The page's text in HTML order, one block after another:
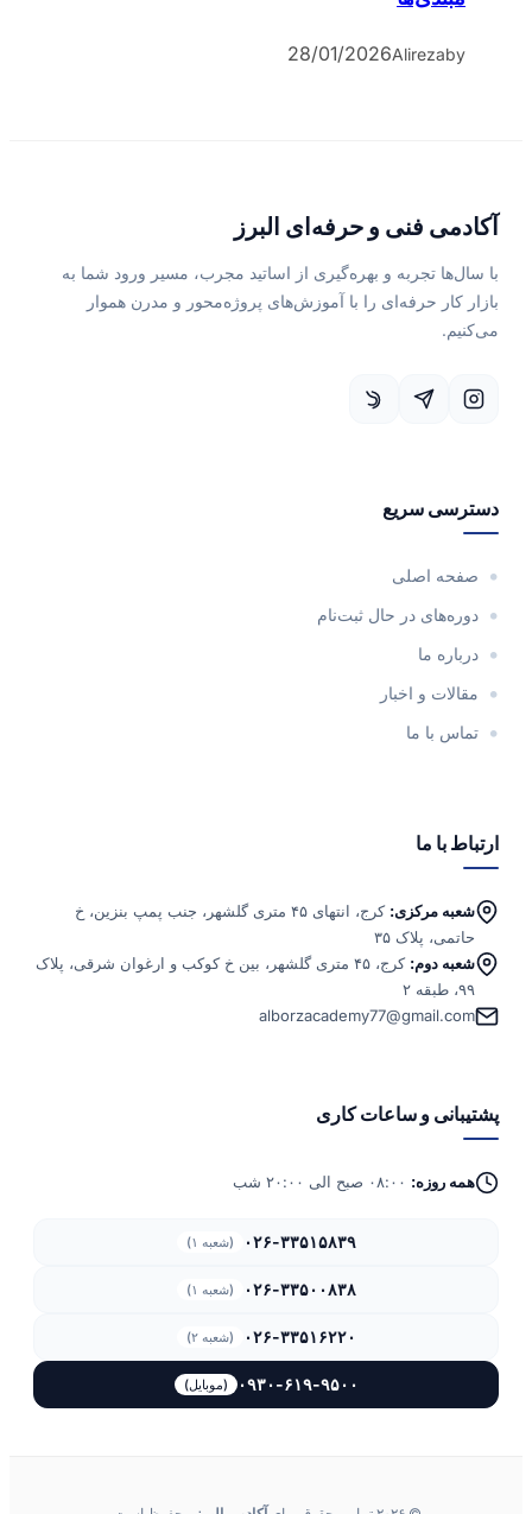
by
Alireza
28/01/2026
آکادمی فنی و حرفه‌ای البرز
با سال‌ها تجربه و بهره‌گیری از اساتید مجرب، مسیر ورود شما به
بازار کار حرفه‌ای را با آموزش‌های پروژه‌محور و مدرن هموار
می‌کنیم.
دسترسی سریع
صفحه اصلی
دوره‌های در حال ثبت‌نام
درباره ما
مقالات و اخبار
تماس با ما
ارتباط با ما
شعبه مرکزی:
کرج، انتهای ۴۵ متری گلشهر، جنب پمپ بنزین، خ
حاتمی، پلاک ۳۵
شعبه دوم:
کرج، ۴۵ متری گلشهر، بین خ کوکب و ارغوان شرقی، پلاک
۹۹، طبقه ۲
alborzacademy77@gmail.com
پشتیبانی و ساعات کاری
همه روزه:
۰۲۶-۳۳۵۱۵۸۳۹ (شعبه ۱)
۰۲۶-۳۳۵۰۰۸۳۸ (شعبه ۱)
۰۲۶-۳۳۵۱۶۲۲۰ (شعبه ۲)
۰۹۳۰-۶۱۹-۹۵۰۰ (موبایل)